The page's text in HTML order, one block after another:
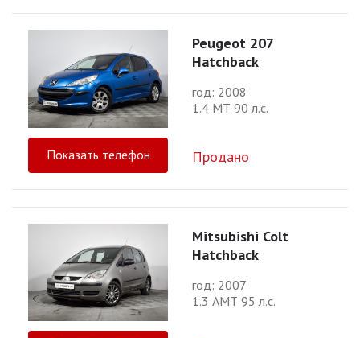
Peugeot 207
Hatchback
год: 2008
1.4 МТ 90 л.с.
Показать телефон Продано
Mitsubishi Colt
Hatchback
год: 2007
1.3 АМТ 95 л.с.